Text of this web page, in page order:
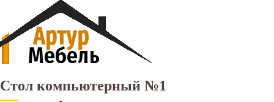
Стол компьютерный №1